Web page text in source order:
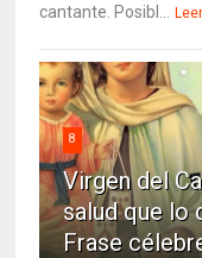
cantante. Posibl...
8
Virgen del
salud que lo
Frase